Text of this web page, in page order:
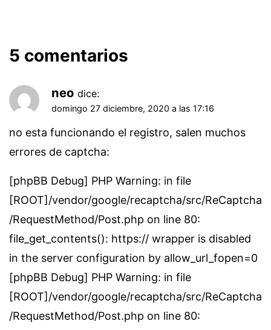
5 comentarios
neo dice:
domingo 27 diciembre, 2020 a las 17:16
no esta funcionando el registro, salen muchos
errores de captcha:
[phpBB Debug] PHP Warning: in file
[ROOT]/vendor/google/recaptcha/src/ReCaptcha
/RequestMethod/Post.php on line 80:
file_get_contents(): https:// wrapper is disabled
in the server configuration by allow_url_fopen=0
[phpBB Debug] PHP Warning: in file
[ROOT]/vendor/google/recaptcha/src/ReCaptcha
/RequestMethod/Post.php on line 80: